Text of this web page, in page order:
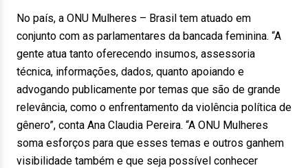
No país, a ONU Mulheres – Brasil tem atuado em
conjunto com as parlamentares da bancada feminina. “A
gente atua tanto oferecendo insumos, assessoria
técnica, informações, dados, quanto apoiando e
advogando publicamente por temas que são de grande
relevância, como o enfrentamento da violência política de
gênero”, conta Ana Claudia Pereira. “A ONU Mulheres
soma esforços para que esses temas e outros ganhem
visibilidade também e que seja possível conhecer